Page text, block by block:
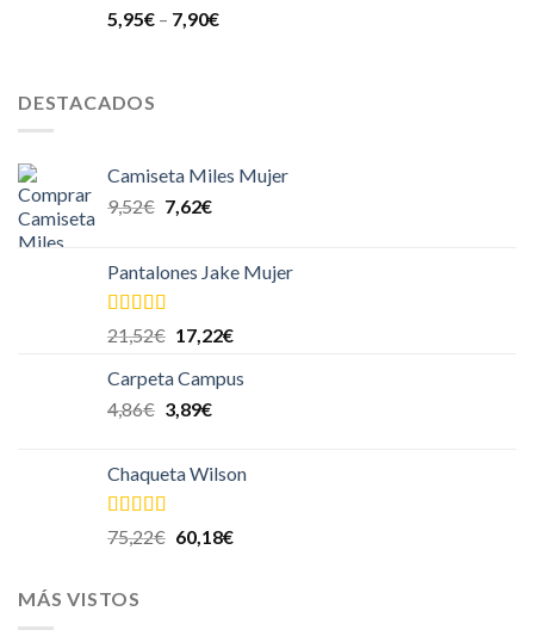
5,95€ – 7,90€
DESTACADOS
Camiseta Miles Mujer
9,52€ 7,62€
Pantalones Jake Mujer
Valorado
4.00
5
21,52€ 17,22€
Carpeta Campus
4,86€ 3,89€
Chaqueta Wilson
Valorado en
5.00
75,22€ 60,18€
MÁS VISTOS